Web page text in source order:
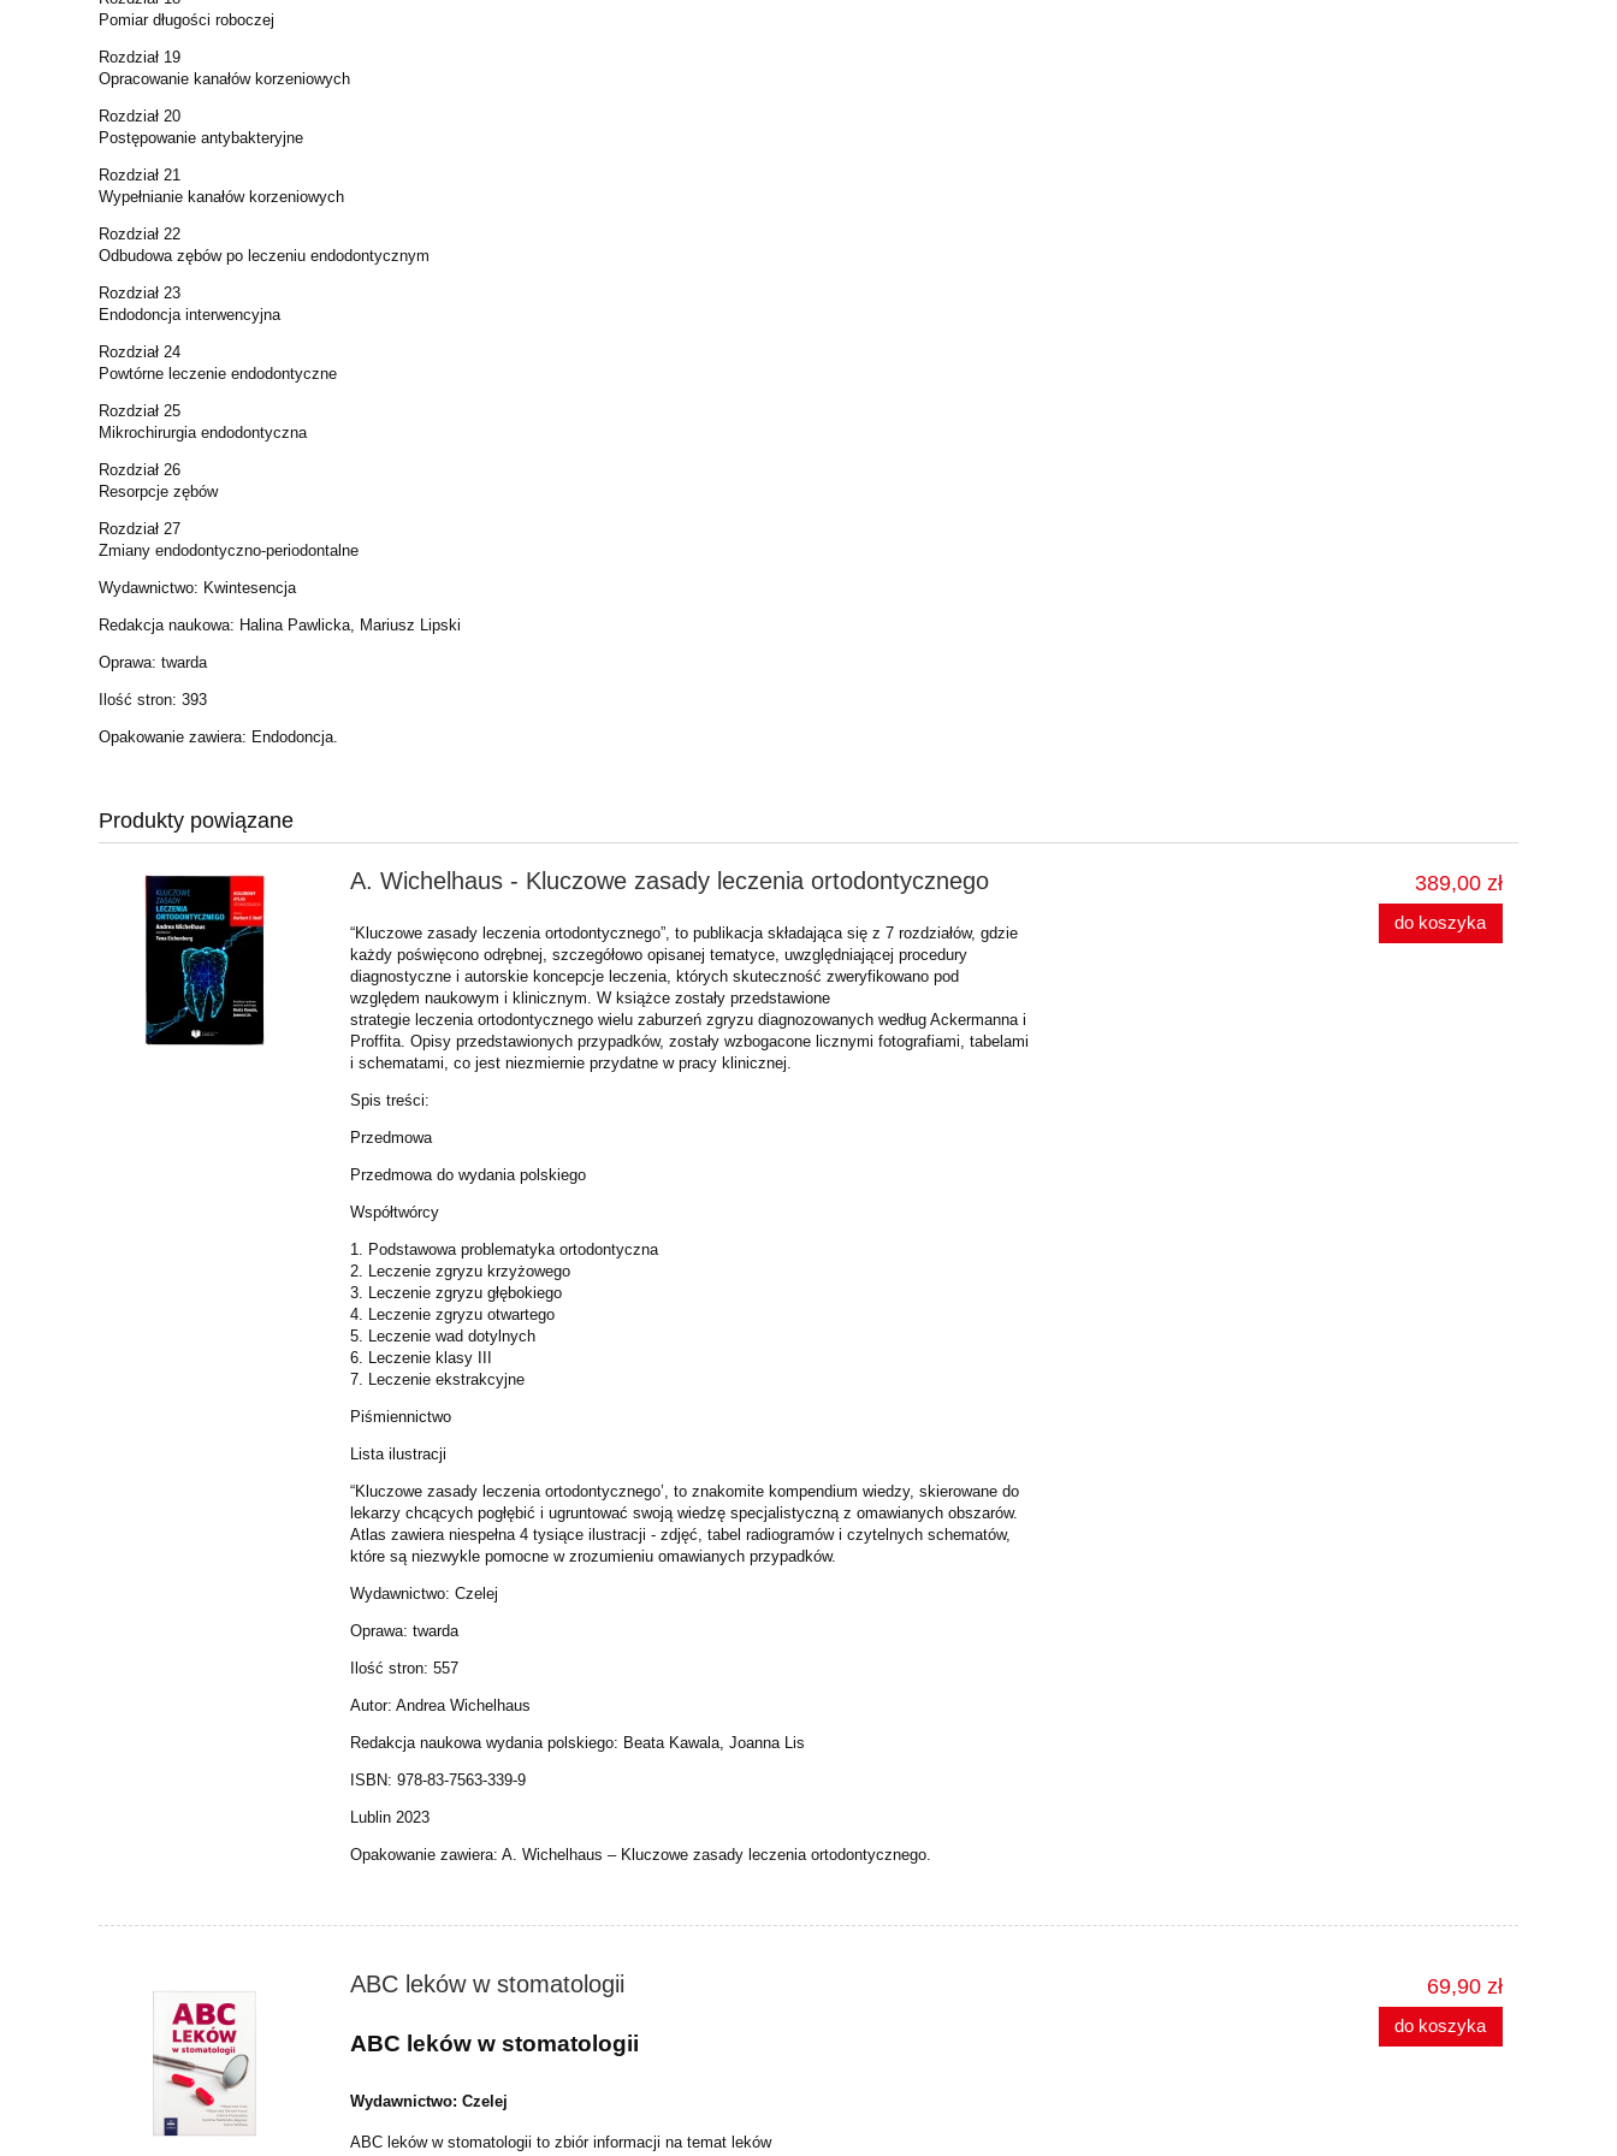
Pomiar długości roboczej
Rozdział 19
Opracowanie kanałów korzeniowych
Rozdział 20
Postępowanie antybakteryjne
Rozdział 21
Wypełnianie kanałów korzeniowych
Rozdział 22
Odbudowa zębów po leczeniu endodontycznym
Rozdział 23
Endodoncja interwencyjna
Rozdział 24
Powtórne leczenie endodontyczne
Rozdział 25
Mikrochirurgia endodontyczna
Rozdział 26
Resorpcje zębów
Rozdział 27
Zmiany endodontyczno-periodontalne
Wydawnictwo: Kwintesencja
Redakcja naukowa: Halina Pawlicka, Mariusz Lipski
Oprawa: twarda
Ilość stron: 393
Opakowanie zawiera: Endodoncja.
Produkty powiązane
A. Wichelhaus - Kluczowe zasady leczenia ortodontycznego
“Kluczowe zasady leczenia ortodontycznego”, to publikacja składająca się z 7 rozdziałów, gdzie
każdy poświęcono odrębnej, szczegółowo opisanej tematyce, uwzględniającej procedury
diagnostyczne i autorskie koncepcje leczenia, których skuteczność zweryfikowano pod
względem naukowym i klinicznym. W książce zostały przedstawione
strategie leczenia ortodontycznego wielu zaburzeń zgryzu diagnozowanych według Ackermanna i
Proffita. Opisy przedstawionych przypadków, zostały wzbogacone licznymi fotografiami, tabelami
i schematami, co jest niezmiernie przydatne w pracy klinicznej.
Spis treści:
Przedmowa
Przedmowa do wydania polskiego
Współtwórcy
1. Podstawowa problematyka ortodontyczna
2. Leczenie zgryzu krzyżowego
3. Leczenie zgryzu głębokiego
4. Leczenie zgryzu otwartego
5. Leczenie wad dotylnych
6. Leczenie klasy III
7. Leczenie ekstrakcyjne
Piśmiennictwo
Lista ilustracji
“Kluczowe zasady leczenia ortodontycznego’, to znakomite kompendium wiedzy, skierowane do
lekarzy chcących pogłębić i ugruntować swoją wiedzę specjalistyczną z omawianych obszarów.
Atlas zawiera niespełna 4 tysiące ilustracji - zdjęć, tabel radiogramów i czytelnych schematów,
które są niezwykle pomocne w zrozumieniu omawianych przypadków.
Wydawnictwo: Czelej
Oprawa: twarda
Ilość stron: 557
Autor: Andrea Wichelhaus
Redakcja naukowa wydania polskiego: Beata Kawala, Joanna Lis
ISBN: 978-83-7563-339-9
Lublin 2023
Opakowanie zawiera: A. Wichelhaus – Kluczowe zasady leczenia ortodontycznego.
389,00 zł
do koszyka
ABC leków w stomatologii
ABC leków w stomatologii
Wydawnictwo: Czelej
ABC leków w stomatologii to zbiór informacji na temat leków
69,90 zł
do koszyka